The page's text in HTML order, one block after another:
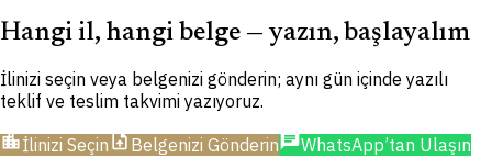
Hangi il, hangi belge — yazın, başlayalım
İlinizi seçin veya belgenizi gönderin; aynı gün içinde yazılı
teklif ve teslim takvimi yazıyoruz.
location_cityİlinizi Seçinupload_fileBelgenizi GönderinchatWhatsApp’tan Ulaşın